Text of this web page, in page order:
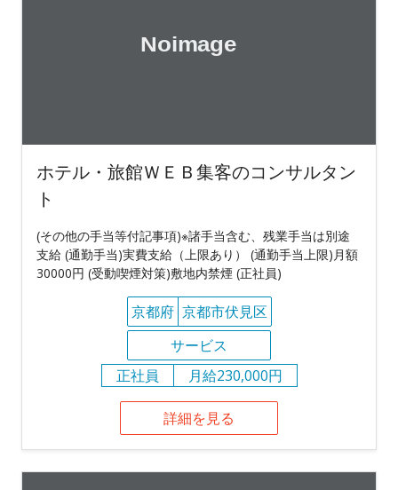
ホテル・旅館ＷＥＢ集客のコンサルタン
ト
(その他の手当等付記事項)※諸手当含む、残業手当は別途
支給 (通勤手当)実費支給（上限あり） (通勤手当上限)月額
30000円 (受動喫煙対策)敷地内禁煙 (正社員)
京都府 京都市伏見区
サービス
正社員
月給230,000円
詳細を見る